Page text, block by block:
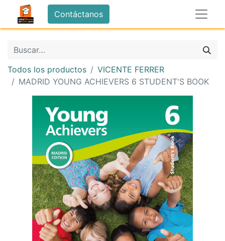
Contáctanos
Todos los productos
VICENTE FERRER
MADRID YOUNG ACHIEVERS 6 STUDENT'S BOOK